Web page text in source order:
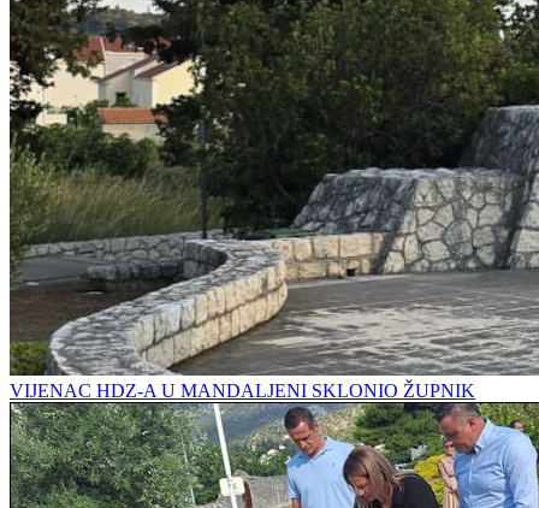
VIJENAC HDZ-A U MANDALJENI SKLONIO ŽUPNIK